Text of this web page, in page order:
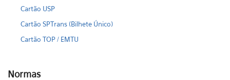
Cartão USP
Cartão SPTrans (Bilhete Único)
Cartão TOP / EMTU
Normas